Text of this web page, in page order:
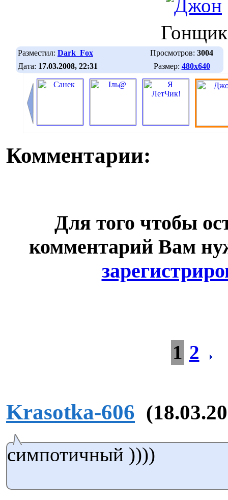
Гонщик
Разместил: Dark_Fox Просмотров: 3004
Дата: 17.03.2008, 22:31 Размер: 480х640
Комментарии:
Для того чтобы
комментарий Вам
1 2
Krasotka-606
симпотичный ))))